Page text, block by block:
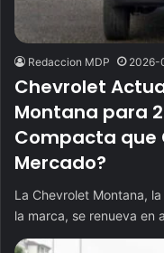
Redaccion MDP 2026-
Chevrolet
Montana para
Compacta que
Mercado?
La Chevrolet Montana,
la marca, se renueva en